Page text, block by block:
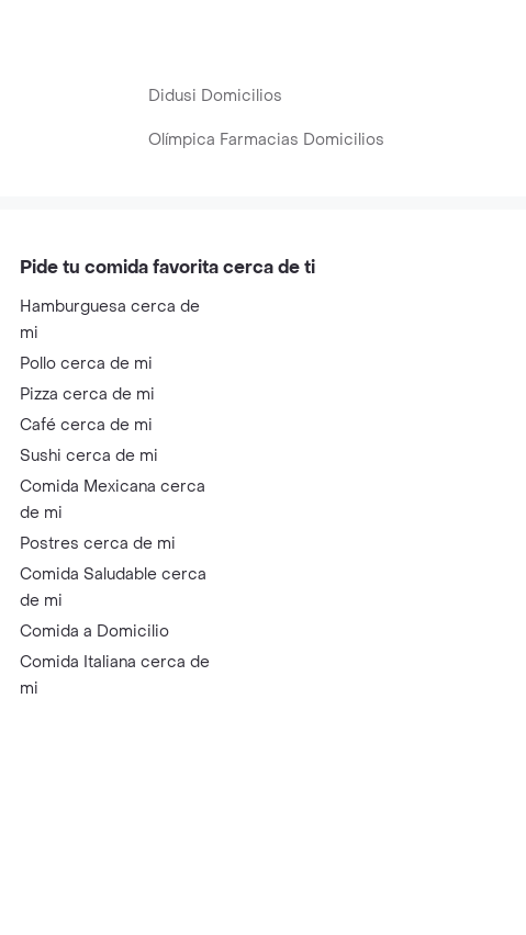
Didusi Domicilios
Olímpica Farmacias Domicilios
Pide tu comida favorita cerca de ti
Hamburguesa cerca de
mi
Pollo cerca de mi
Pizza cerca de mi
Café cerca de mi
Sushi cerca de mi
Comida Mexicana cerca
de mi
Postres cerca de mi
Comida Saludable cerca
de mi
Comida a Domicilio
Comida Italiana cerca de
mi